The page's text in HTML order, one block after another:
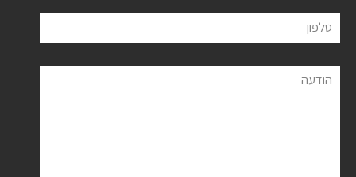
טלפון
הודעה